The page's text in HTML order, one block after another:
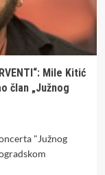
Mile Kitić
član „Južnog
"Južnog